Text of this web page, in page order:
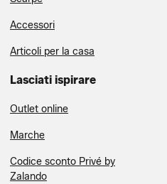
Accessori
Articoli per la casa
Lasciati ispirare
Outlet online
Marche
Codice sconto Privé by
Zalando